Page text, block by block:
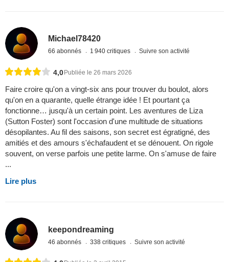
Michael78420
66 abonnés 1 940 critiques Suivre son activité
4,0 Publiée le 26 mars 2026
Faire croire qu'on a vingt-six ans pour trouver du boulot, alors
qu'on en a quarante, quelle étrange idée ! Et pourtant ça
fonctionne… jusqu'à un certain point. Les aventures de Liza
(Sutton Foster) sont l'occasion d'une multitude de situations
désopilantes. Au fil des saisons, son secret est égratigné, des
amitiés et des amours s'échafaudent et se dénouent. On rigole
souvent, on verse parfois une petite larme. On s'amuse de faire
...
Lire plus
keepondreaming
46 abonnés 338 critiques Suivre son activité